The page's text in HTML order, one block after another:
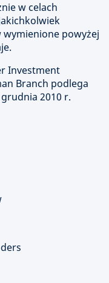
w celach
powyżej
Investment
Branch podlega
2010 r.